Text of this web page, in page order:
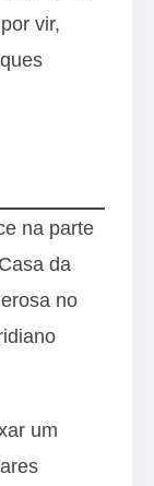
vir,
na parte
da
no
um